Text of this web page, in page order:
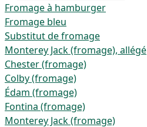
Fromage à hamburger
Fromage bleu
Substitut de fromage
Monterey Jack (fromage), allégé
Chester (fromage)
Colby (fromage)
Édam (fromage)
Fontina (fromage)
Monterey Jack (fromage)